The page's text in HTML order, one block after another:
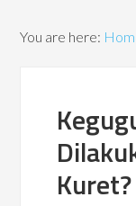
You are here:
Kuret?